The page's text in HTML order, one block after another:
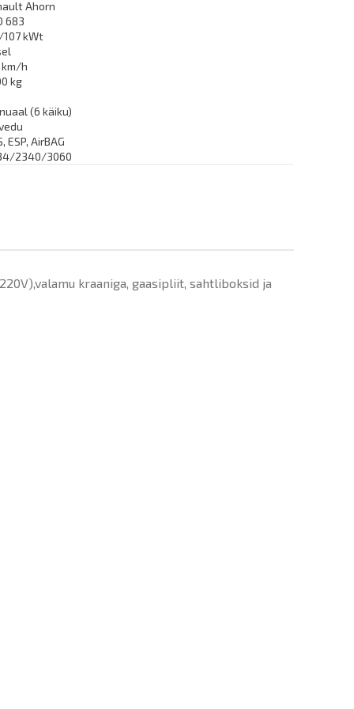
Ahorn
683
kWt
km/h
kg
(6 käiku)
ESP, AirBAG
2340/3060
kraaniga, gaasipliit, sahtliboksid ja